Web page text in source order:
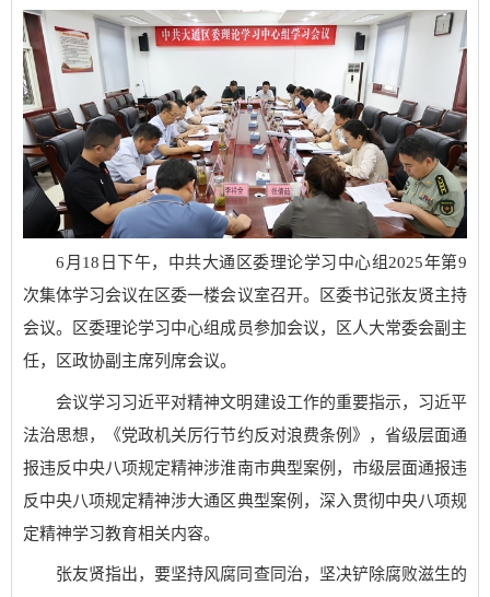
6月18日下午，中共大通区委理论学习中心组2025年第9
次集体学习会议在区委一楼会议室召开。区委书记张友贤主持
会议。区委理论学习中心组成员参加会议，区人大常委会副主
任，区政协副主席列席会议。
会议学习习近平对精神文明建设工作的重要指示，习近平
法治思想，《党政机关厉行节约反对浪费条例》，省级层面通
报违反中央八项规定精神涉淮南市典型案例，市级层面通报违
反中央八项规定精神涉大通区典型案例，深入贯彻中央八项规
定精神学习教育相关内容。
张友贤指出，要坚持风腐同查同治，坚决铲除腐败滋生的